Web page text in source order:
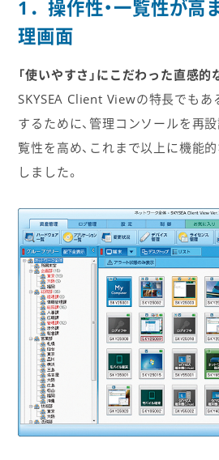
1．操作性・一覧性が高
理画面
「使いやすさ」にこだわった直感的
SKYSEA Client Viewの特長でもあ
するために、管理コンソールを再
覧性を高め、これまで以上に機能
しました。